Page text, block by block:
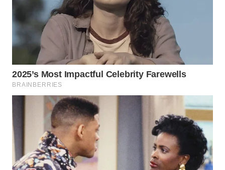
WN
LABUHANBATU
WN
TAPANULI
TENGAH
SERDANG
TEBING
TINGGI